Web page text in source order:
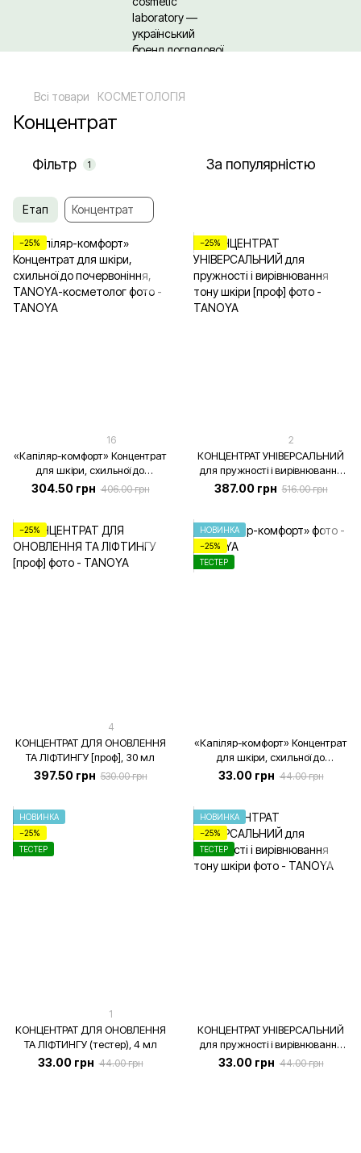
Всі товари КОСМЕТОЛОГІЯ
Концентрат
Фільтр 1 За популярністю
Етап Концентрат
−25%
16
«Капіляр-комфорт» Концентрат
для шкіри, схильної до
почервоніння, TANOYA-
косметолог, 30 мл
304.50 грн 406.00 грн
−25%
2
КОНЦЕНТРАТ УНІВЕРСАЛЬНИЙ
для пружності і вирівнювання
тону шкіри [проф], 30 мл
387.00 грн 516.00 грн
−25%
4
КОНЦЕНТРАТ ДЛЯ ОНОВЛЕННЯ
ТА ЛІФТИНГУ [проф], 30 мл
397.50 грн 530.00 грн
НОВИНКА
−25%
ТЕСТЕР
«Капіляр-комфорт» Концентрат
для шкіри, схильної до
почервоніння, TANOYA-
косметолог, 4 мл
33.00 грн 44.00 грн
НОВИНКА
−25%
ТЕСТЕР
1
КОНЦЕНТРАТ ДЛЯ ОНОВЛЕННЯ
ТА ЛІФТИНГУ (тестер), 4 мл
33.00 грн 44.00 грн
НОВИНКА
−25%
ТЕСТЕР
КОНЦЕНТРАТ УНІВЕРСАЛЬНИЙ
для пружності і вирівнювання
тону шкіри (тестер), 4 мл
33.00 грн 44.00 грн